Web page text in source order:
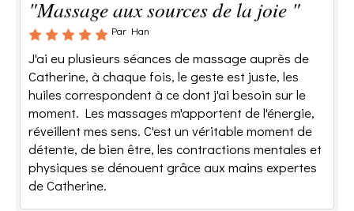
"Massage aux sources de la joie "
Par Han
J'ai eu plusieurs séances de massage auprès de
Catherine, à chaque fois, le geste est juste, les
huiles correspondent à ce dont j'ai besoin sur le
moment. Les massages m'apportent de l'énergie,
réveillent mes sens. C'est un véritable moment de
détente, de bien être, les contractions mentales et
physiques se dénouent grâce aux mains expertes
de Catherine.